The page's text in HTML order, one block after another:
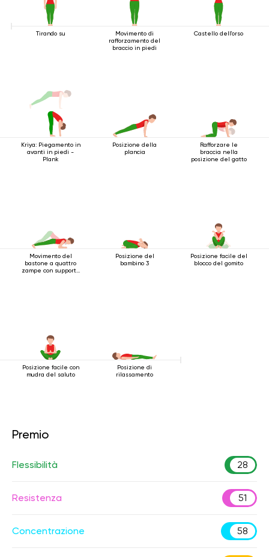
Tirando su
Movimento di
rafforzamento del
braccio in piedi
Castello dell'orso
Kriya: Piegamento in
avanti in piedi -
Plank
Posizione della
plancia
Rafforzare le
braccia nella
posizione del gatto
Movimento del
bastone a quattro
zampe con supporto
Posizione del
bambino 3
Posizione facile del
blocco del gomito
Posizione facile con
mudra del saluto
Posizione di
rilassamento
Premio
Flessibilità 28
Resistenza 51
Concentrazione 58